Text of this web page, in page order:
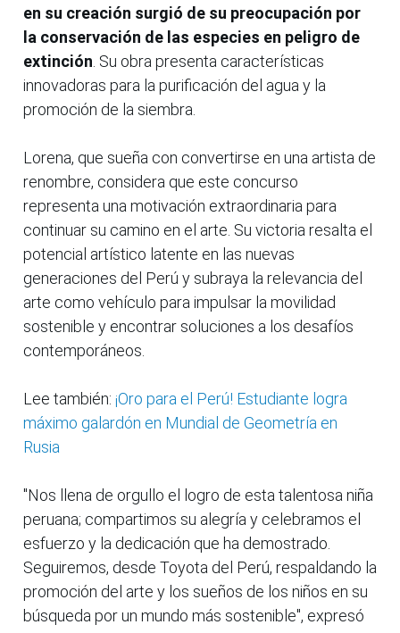
en su creación surgió de su preocupación por
la conservación de las especies en peligro de
extinción. Su obra presenta características
innovadoras para la purificación del agua y la
promoción de la siembra.
Lorena, que sueña con convertirse en una artista de
renombre, considera que este concurso
representa una motivación extraordinaria para
continuar su camino en el arte. Su victoria resalta el
potencial artístico latente en las nuevas
generaciones del Perú y subraya la relevancia del
arte como vehículo para impulsar la movilidad
sostenible y encontrar soluciones a los desafíos
contemporáneos.
Lee también: ¡Oro para el Perú! Estudiante logra
máximo galardón en Mundial de Geometría en
Rusia
"Nos llena de orgullo el logro de esta talentosa niña
peruana; compartimos su alegría y celebramos el
esfuerzo y la dedicación que ha demostrado.
Seguiremos, desde Toyota del Perú, respaldando la
promoción del arte y los sueños de los niños en su
búsqueda por un mundo más sostenible", expresó